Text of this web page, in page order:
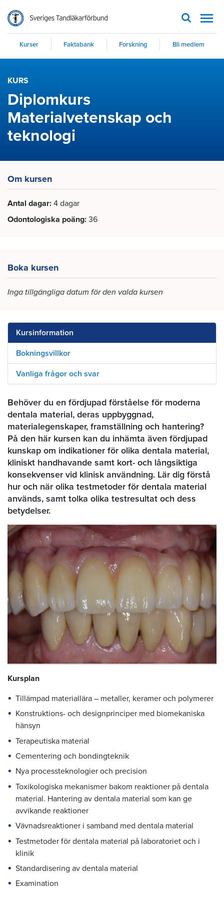
Kurser Faktabank Forskning Bli medlem
KURS
Diplomkurs
Materialvetenskap och
teknologi
Om kursen
Antal dagar 4 dagar
Odontologiska poäng 36
Boka kursen
Inga tillgängliga datum för den valda kursen
Kursinformation
Bokningsvillkor
Vanliga frågor och svar
Behöver du en fördjupad förståelse för moderna
dentala material, deras uppbyggnad,
materialegenskaper, framställning och hantering?
På den här kursen kan du inhämta även fördjupad
kunskap om indikationer för olika dentala material,
kliniskt handhavande samt kort- och långsiktiga
konsekvenser vid klinisk användning. Lär dig förstå
hur och när olika testmetoder för dentala material
används, samt tolka olika testresultat och dess
betydelser.
Kursplan
Tillämpad materiallära – metaller, keramer och polymerer
Konstruktions- och designprinciper med biomekaniska
hänsyn
Terapeutiska material
Cementering och bondingteknik
Nya processteknologier och precision
Toxikologiska mekanismer bakom reaktioner på dentala
material. Hantering av dentala material som kan ge
avvikande reaktioner
Vävnadsreaktioner i samband med dentala material
Testmetoder för dentala material på laboratoriet och i
klinik
Standardisering av dentala material
Examination